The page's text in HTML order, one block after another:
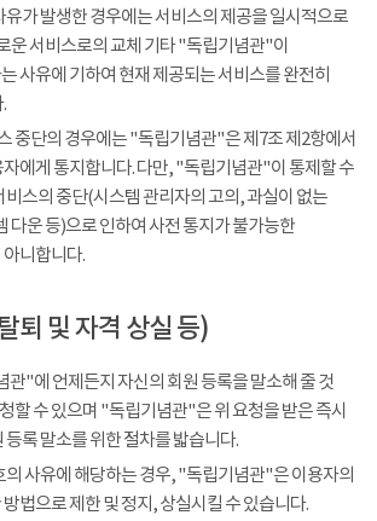
유가 발생한 경우에는 서비스의 제공을 일시적으로
운 서비스로의 교체 기타 "독립기념관"이
사유에 기하여 현재 제공되는 서비스를 완전히
중단의 경우에는 "독립기념관"은 제7조 제2항에서
에게 통지합니다. 다만, "독립기념관"이 통제할 수
비스의 중단(시스템 관리자의 고의, 과실이 없는
다운 등)으로 인하여 사전 통지가 불가능한
니합니다.
퇴 및 자격 상실 등)
관"에 언제든지 자신의 회원 등록을 말소해 줄 것
할 수 있으며 "독립기념관"은 위 요청을 받은 즉시
등록 말소를 위한 절차를 밟습니다.
의 사유에 해당하는 경우, "독립기념관"은 이용자의
법으로 제한 및 정지, 상실시킬 수 있습니다.